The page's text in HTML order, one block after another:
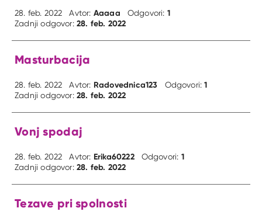
28. feb. 2022 Avtor: Aaaaa Odgovori: 1
Zadnji odgovor:28. feb. 2022
Masturbacija
28. feb. 2022 Avtor: Radovednica123 Odgovori:1
Zadnji odgovor:28. feb. 2022
Vonj spodaj
28. feb. 2022 Avtor: Erika60222 Odgovori: 1
Zadnji odgovor:28. feb. 2022
Tezave pri spolnosti